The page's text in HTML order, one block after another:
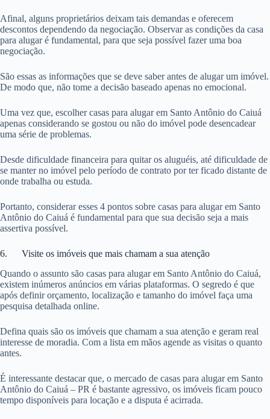
Afinal, alguns proprietários deixam tais demandas e oferecem
descontos dependendo da negociação. Observar as condições da casa
para alugar é fundamental, para que seja possível fazer uma boa
negociação.
São essas as informações que se deve saber antes de alugar um imóvel.
De modo que, não tome a decisão baseado apenas no emocional.
Uma vez que, escolher casas para alugar em Santo Antônio do Caiuá
apenas considerando se gostou ou não do imóvel pode desencadear
uma série de problemas.
Desde dificuldade financeira para quitar os aluguéis, até dificuldade de
se manter no imóvel pelo período de contrato por ter ficado distante de
onde trabalha ou estuda.
Portanto, considerar esses 4 pontos sobre casas para alugar em Santo
Antônio do Caiuá é fundamental para que sua decisão seja a mais
assertiva possível.
6. Visite os imóveis que mais chamam a sua atenção
Quando o assunto são casas para alugar em Santo Antônio do Caiuá,
existem inúmeros anúncios em várias plataformas. O segredo é que
após definir orçamento, localização e tamanho do imóvel faça uma
pesquisa detalhada online.
Defina quais são os imóveis que chamam a sua atenção e geram real
interesse de moradia. Com a lista em mãos agende as visitas o quanto
antes.
É interessante destacar que, o mercado de casas para alugar em Santo
Antônio do Caiuá – PR é bastante agressivo, os imóveis ficam pouco
tempo disponíveis para locação e a disputa é acirrada.